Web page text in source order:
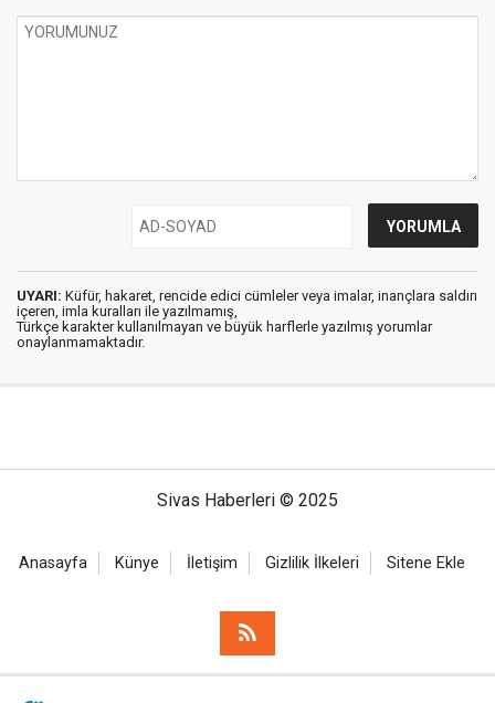
UYARI: Küfür, hakaret, rencide edici cümleler veya imalar, inançlara saldırı
içeren, imla kuralları ile yazılmamış,
Türkçe karakter kullanılmayan ve büyük harflerle yazılmış yorumlar
onaylanmamaktadır.
Sivas Haberleri © 2025
Anasayfa Künye İletişim Gizlilik İlkeleri Sitene Ekle